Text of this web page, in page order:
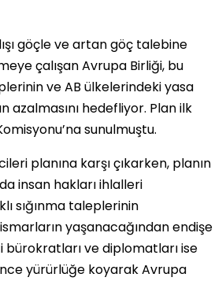
göçle ve artan göç talebine
çalışan Avrupa Birliği, bu
ve AB ülkelerindeki yasa
azalmasını hedefliyor. Plan ilk
sunulmuştu.
planına karşı çıkarken, planın
insan hakları ihlalleri
sığınma taleplerinin
yaşanacağından endişe
bürokratları ve diplomatları ise
yürürlüğe koyarak Avrupa